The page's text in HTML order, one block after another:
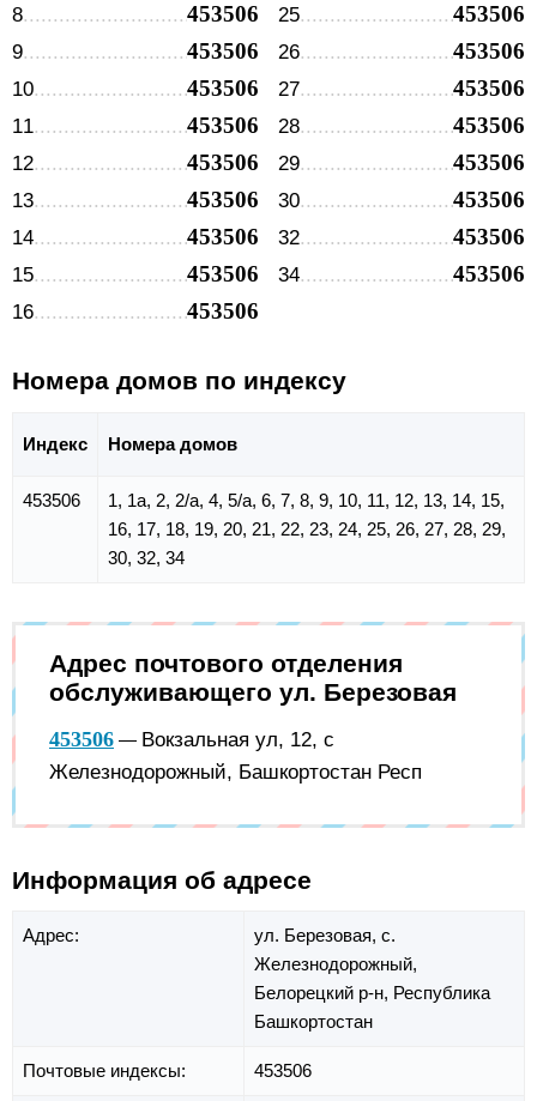
8 453506
9 453506
10 453506
11 453506
12 453506
13 453506
14 453506
15 453506
16 453506
25 453506
26 453506
27 453506
28 453506
29 453506
30 453506
32 453506
34 453506
Номера домов по индексу
Индекс Номера домов
453506
1, 1а, 2, 2/а, 4, 5/а, 6, 7, 8, 9, 10, 11, 12, 13, 14, 15,
16, 17, 18, 19, 20, 21, 22, 23, 24, 25, 26, 27, 28, 29,
30, 32, 34
Адрес почтового отделения
обслуживающего ул. Березовая
453506 — Вокзальная ул, 12, с
Железнодорожный, Башкортостан Респ
Информация об адресе
Адрес: ул. Березовая, с.
Железнодорожный,
Белорецкий р-н, Республика
Башкортостан
Почтовые индексы: 453506